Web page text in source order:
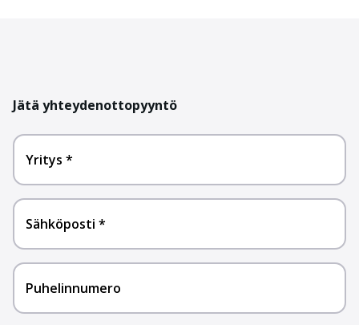
Jätä yhteydenottopyyntö
Yritys
Sähköposti
Puhelinnumero